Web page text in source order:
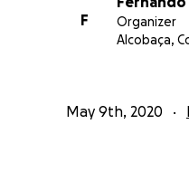
só euro fará
tempos difíceis.
F
Organizer
Alcobaça,
May 9th, 2020